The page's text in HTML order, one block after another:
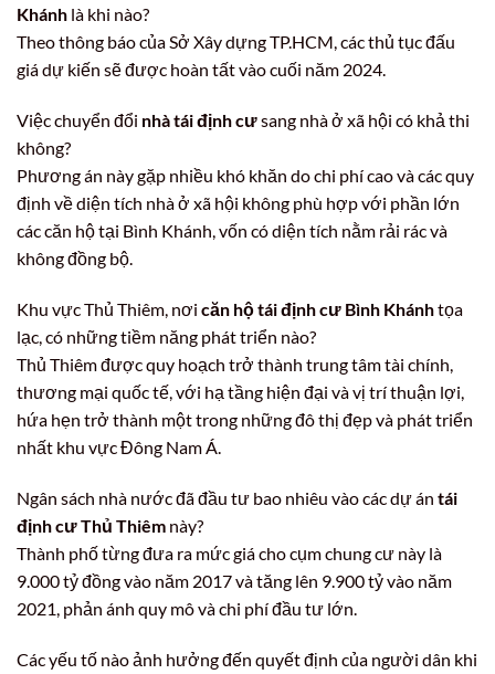
Khánh là khi nào?
Theo thông báo của Sở Xây dựng TP.HCM, các thủ tục đấu
giá dự kiến sẽ được hoàn tất vào cuối năm 2024.
Việc chuyển đổi nhà tái định cưsang nhà ở xã hội có khả thi
không?
Phương án này gặp nhiều khó khăn do chi phí cao và các quy
định về diện tích nhà ở xã hội không phù hợp với phần lớn
các căn hộ tại Bình Khánh, vốn có diện tích nằm rải rác và
không đồng bộ.
Khu vực Thủ Thiêm, nơi căn hộ tái định cư Bình Khánhtọa
lạc, có những tiềm năng phát triển nào?
Thủ Thiêm được quy hoạch trở thành trung tâm tài chính,
thương mại quốc tế, với hạ tầng hiện đại và vị trí thuận lợi,
hứa hẹn trở thành một trong những đô thị đẹp và phát triển
nhất khu vực Đông Nam Á.
Ngân sách nhà nước đã đầu tư bao nhiêu vào các dự án tái
định cư Thủ Thiêm này?
Thành phố từng đưa ra mức giá cho cụm chung cư này là
9.000 tỷ đồng vào năm 2017 và tăng lên 9.900 tỷ vào năm
2021, phản ánh quy mô và chi phí đầu tư lớn.
Các yếu tố nào ảnh hưởng đến quyết định của người dân khi